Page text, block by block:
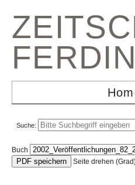
Suche:
Buch
Seite drehen